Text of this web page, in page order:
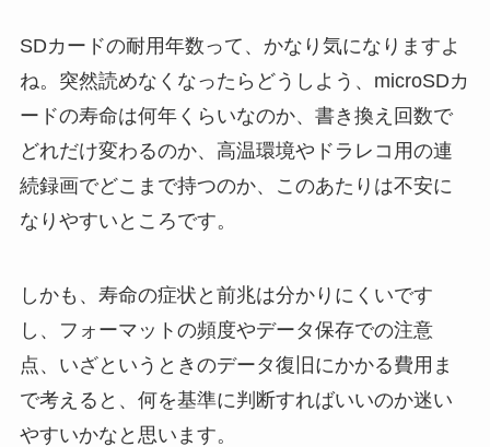
SDカードの耐用年数って、かなり気になりますよ
ね。突然読めなくなったらどうしよう、microSDカ
ードの寿命は何年くらいなのか、書き換え回数で
どれだけ変わるのか、高温環境やドラレコ用の連
続録画でどこまで持つのか、このあたりは不安に
なりやすいところです。
しかも、寿命の症状と前兆は分かりにくいです
し、フォーマットの頻度やデータ保存での注意
点、いざというときのデータ復旧にかかる費用ま
で考えると、何を基準に判断すればいいのか迷い
やすいかなと思います。